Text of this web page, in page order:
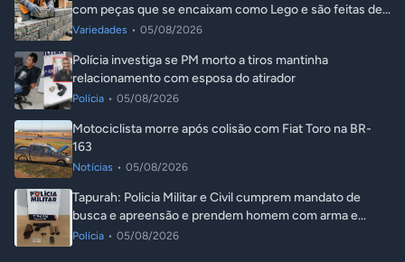
com peças que se encaixam como Lego e são feitas de
plástico reciclado
Variedades • 05/08/2026
Polícia investiga se PM morto a tiros mantinha
relacionamento com esposa do atirador
Polícia • 05/08/2026
Motociclista morre após colisão com Fiat Toro na BR-
163
Notícias • 05/08/2026
Tapurah: Policia Militar e Civil cumprem mandato de
busca e apreensão e prendem homem com arma e
droga
Polícia • 05/08/2026